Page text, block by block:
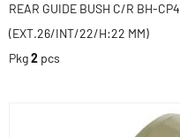
REAR GUIDE BUSH C/R BH-CP4
(EXT.26/INT/22/H:22 MM)
Pkg2 pcs